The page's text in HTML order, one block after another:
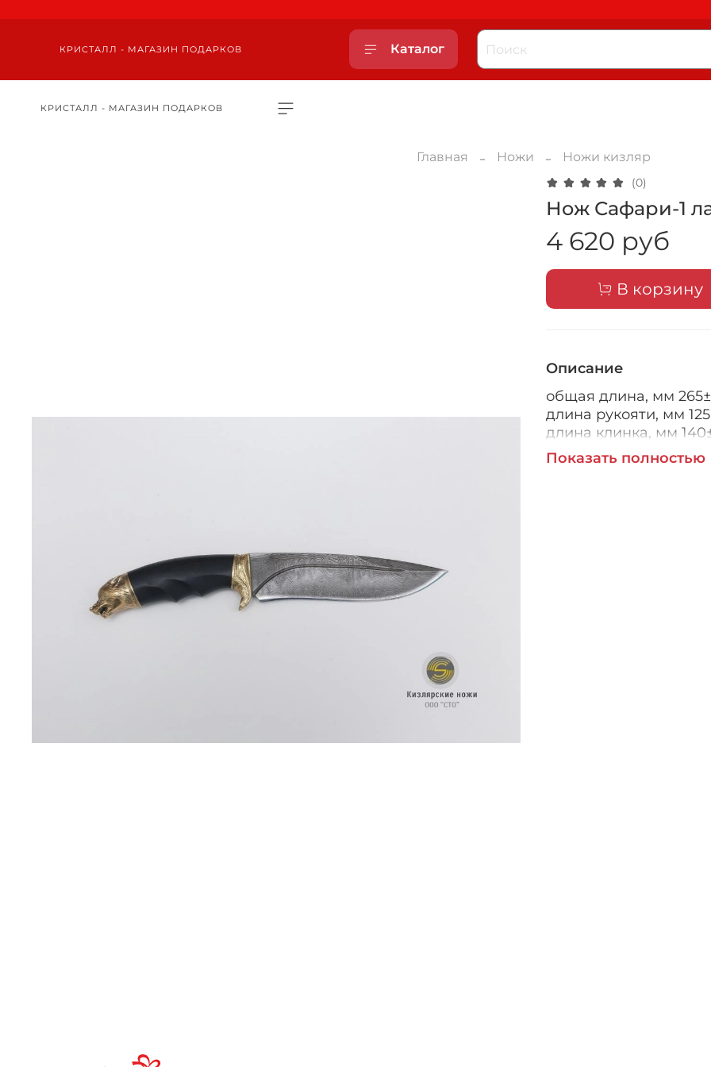
КРИСТАЛЛ - МАГАЗИН ПОДАРКОВ Каталог
КРИСТАЛЛ - МАГАЗИН ПОДАРКОВ
Главная Ножи Ножи кизляр
(0)
Нож Сафари-1
4 620 руб
В корзину
Описание
общая длина, мм
длина рукояти, мм
длина клинка, мм
ширина рукояти (в
наибольшая ширина
Показать полностью